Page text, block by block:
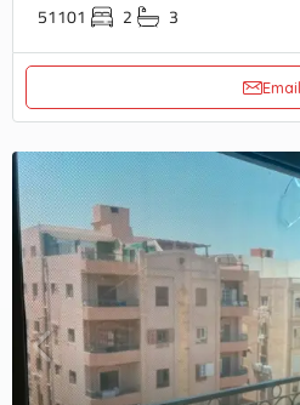
51101 2 3
Email